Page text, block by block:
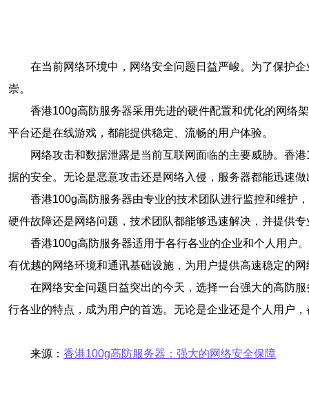
在当前网络环境中，网络安全问题日益严峻。为了保护
崇。
香港100g高防服务器采用先进的硬件配置和优化的网络
平台还是在线游戏，都能提供稳定、流畅的用户体验。
网络攻击和数据泄露是当前互联网面临的主要威胁。香
据的安全。无论是恶意攻击还是网络入侵，服务器都能迅速
香港100g高防服务器由专业的技术团队进行监控和维护
硬件故障还是网络问题，技术团队都能够迅速解决，并提供
香港100g高防服务器适用于各行各业的企业和个人用户
有优越的网络环境和通讯基础设施，为用户提供高速稳定的网
在网络安全问题日益突出的今天，选择一台强大的高防
行各业的特点，成为用户的首选。无论是企业还是个人用户
来源： 香港100g高防服务器：强大的网络安全保障